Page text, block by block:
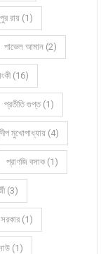
রায় (1)
পাভেল আমান (2)
(16)
প্রতীতি গুপ্ত (1)
মুখোপাধ্যায় (4)
প্রাণজি বসাক (1)
(3)
সরকার (1)
(1)